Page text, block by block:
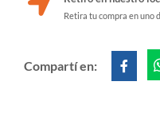
Retira tu compra en uno
Compartí en: